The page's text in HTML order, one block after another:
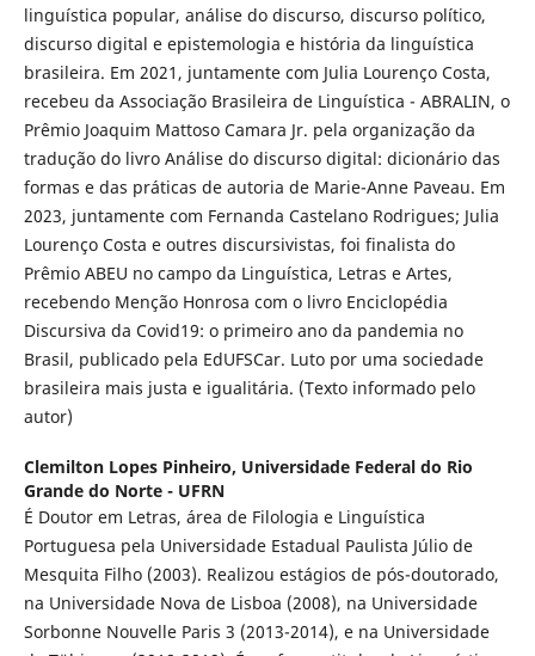
linguística popular, análise do discurso, discurso político,
discurso digital e epistemologia e história da linguística
brasileira. Em 2021, juntamente com Julia Lourenço Costa,
recebeu da Associação Brasileira de Linguística - ABRALIN, o
Prêmio Joaquim Mattoso Camara Jr. pela organização da
tradução do livro Análise do discurso digital: dicionário das
formas e das práticas de autoria de Marie-Anne Paveau. Em
2023, juntamente com Fernanda Castelano Rodrigues; Julia
Lourenço Costa e outres discursivistas, foi finalista do
Prêmio ABEU no campo da Linguística, Letras e Artes,
recebendo Menção Honrosa com o livro Enciclopédia
Discursiva da Covid19: o primeiro ano da pandemia no
Brasil, publicado pela EdUFSCar. Luto por uma sociedade
brasileira mais justa e igualitária. (Texto informado pelo
autor)
Clemilton Lopes Pinheiro, Universidade Federal do Rio
Grande do Norte - UFRN
É Doutor em Letras, área de Filologia e Linguística
Portuguesa pela Universidade Estadual Paulista Júlio de
Mesquita Filho (2003). Realizou estágios de pós-doutorado,
na Universidade Nova de Lisboa (2008), na Universidade
Sorbonne Nouvelle Paris 3 (2013-2014), e na Universidade